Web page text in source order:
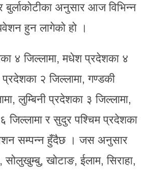
बुर्लाकोटीका अनुसार आज विभिन्न
हुन लागेको हो ।
४ जिल्लामा, मधेश प्रदेशका ४
प्रदेशका २ जिल्लामा, गण्डकी
लुम्बिनी प्रदेशका ३ जिल्लामा,
जिल्लामा र सुदुर पश्चिम प्रदेशका
सम्पन्न हुँदैछ । जस अनुसार
खोटाङ, ईलाम, सिराहा,